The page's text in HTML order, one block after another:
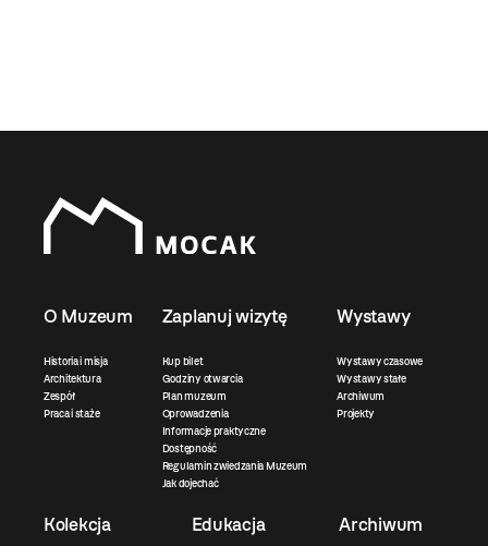
O Muzeum
Historia i misja
Architektura
Zespół
Praca i staże
Zaplanuj wizytę
Kup bilet
Godziny otwarcia
Plan muzeum
Oprowadzenia
Informacje praktyczne
Dostępność
Regulamin zwiedzania Muzeum
Jak dojechać
Wystawy
Wystawy czasowe
Wystawy stałe
Archiwum
Projekty
Kolekcja Edukacja Archiwum